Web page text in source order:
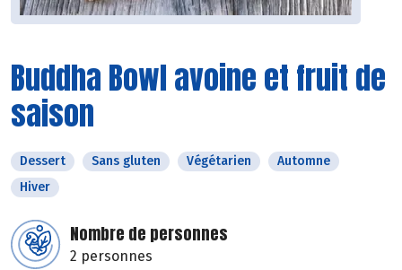
Buddha Bowl avoine et fruit de
saison
Dessert Sans gluten Végétarien
Automne
Hiver
Nombre de personnes
2 personnes